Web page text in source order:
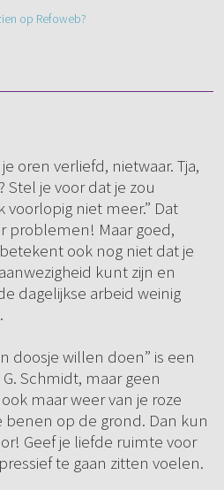
op Refoweb?
oren verliefd, nietwaar. Tja,
Stel je voor dat je zou
voorlopig niet meer.” Dat
problemen! Maar goed,
ook nog niet dat je
kunt zijn en
dagelijkse arbeid weinig
doosje willen doen” is een
Schmidt, maar geen
maar weer van je roze
op de grond. Dan kun
Geef je liefde ruimte voor
te gaan zitten voelen.